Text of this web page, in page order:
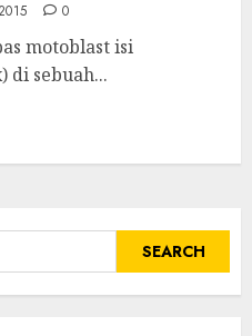
0
motoblast isi
di sebuah...